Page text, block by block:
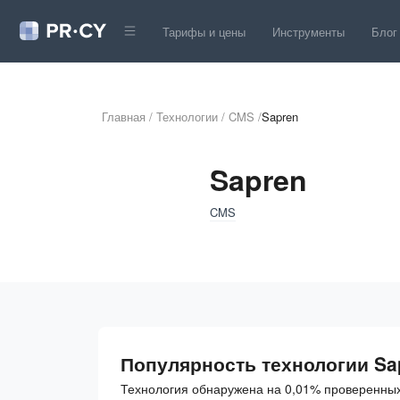
Тарифы и цены Инструменты Блог
Главная / Технологии / CMS /Sapren
Sapren
CMS
Популярность технологии
Технология обнаружена на 0,01%